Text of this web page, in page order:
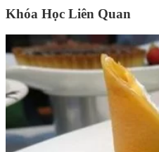
Khóa Học Liên Quan